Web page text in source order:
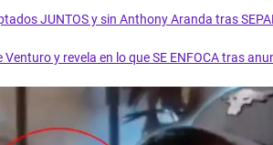
JUNTOS y sin Anthony Aranda tras
y revela en lo que SE ENFOCA tras